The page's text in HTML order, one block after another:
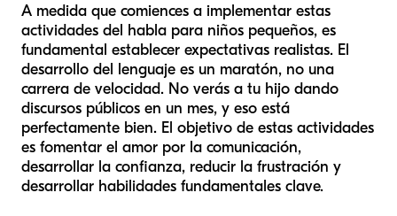
A medida que comiences a implementar estas
actividades del habla para niños pequeños, es
fundamental establecer expectativas realistas. El
desarrollo del lenguaje es un maratón, no una
carrera de velocidad. No verás a tu hijo dando
discursos públicos en un mes, y eso está
perfectamente bien. El objetivo de estas actividades
es fomentar el amor por la comunicación,
desarrollar la confianza, reducir la frustración y
desarrollar habilidades fundamentales clave.